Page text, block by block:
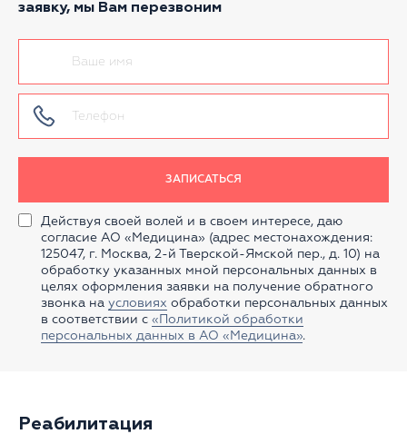
заявку, мы Вам перезвоним
Действуя своей волей и в своем интересе, даю
согласие АО «Медицина» (адрес местонахождения:
125047, г. Москва, 2-й Тверской-Ямской пер., д. 10) на
обработку указанных мной персональных данных в
целях оформления заявки на получение обратного
звонка на условиях обработки персональных данных
в соответствии с «Политикой обработки
персональных данных в АО «Медицина».
ЗАПИСАТЬСЯ
Реабилитация